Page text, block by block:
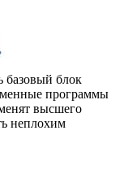
базовый блок
программы
высшего
неплохим